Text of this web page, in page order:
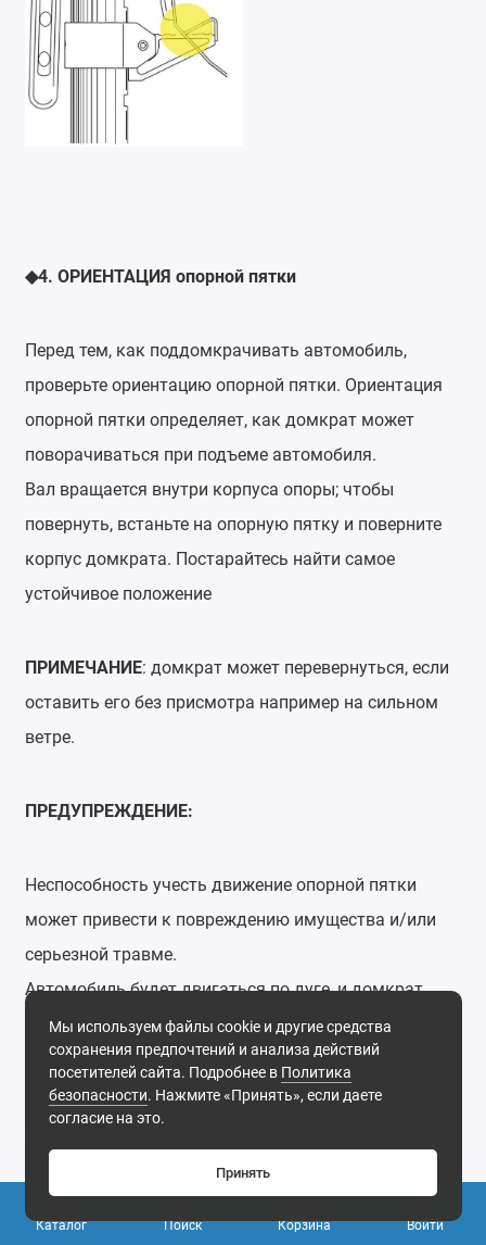
Каталог Поиск Корзина
0
Войти
◆4. ОРИЕНТАЦИЯ опорной пятки
Перед тем, как поддомкрачивать автомобиль,
проверьте ориентацию опорной пятки. Ориентация
опорной пятки определяет, как домкрат может
поворачиваться при подъеме автомобиля.
Вал вращается внутри корпуса опоры; чтобы
повернуть, встаньте на опорную пятку и поверните
корпус домкрата. Постарайтесь найти самое
устойчивое положение
ПРИМЕЧАНИЕ: домкрат может перевернуться, если
оставить его без присмотра например на сильном
ветре.
ПРЕДУПРЕЖДЕНИЕ:
Неспособность учесть движение опорной пятки
может привести к повреждению имущества и/или
серьезной травме.
Автомобиль будет двигаться по дуге, и домкрат
может стать неустойчивым, если не выровнять
опорную пятку.
Мы используем файлы cookie и другие средства
сохранения предпочтений и анализа действий
посетителей сайта. Подробнее в Политика
безопасности. Нажмите «Принять», если даете
согласие на это.
Принять